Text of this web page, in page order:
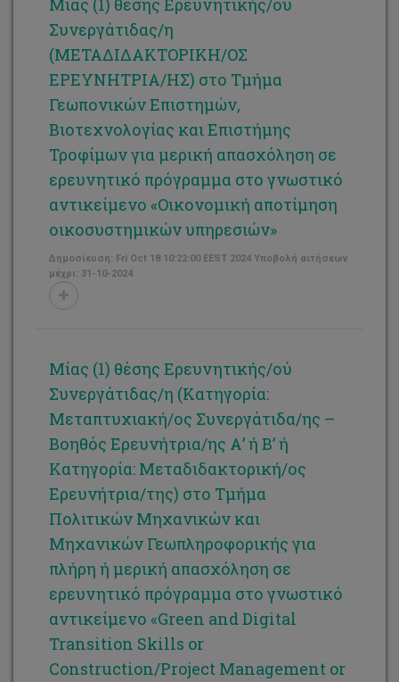
Μίας (1) θέσης Ερευνητικής/ού
Συνεργάτιδας/η
(ΜΕΤΑΔΙΔΑΚΤΟΡΙΚΗ/ΟΣ
ΕΡΕΥΝΗΤΡΙΑ/ΗΣ) στο Τμήμα
Γεωπονικών Επιστημών,
Βιοτεχνολογίας και Επιστήμης
Τροφίμων για μερική απασχόληση σε
ερευνητικό πρόγραμμα στο γνωστικό
αντικείμενο «Οικονομική αποτίμηση
οικοσυστημικών υπηρεσιών»
Δημοσίευση: Fri Oct 18 10:22:00 EEST 2024 Υποβολή αιτήσεων
μέχρι: 31-10-2024
Μίας (1) θέσης Ερευνητικής/ού
Συνεργάτιδας/η (Κατηγορία:
Μεταπτυχιακή/ος Συνεργάτιδα/ης –
Βοηθός Ερευνήτρια/ης Α’ ή Β’ ή
Κατηγορία: Μεταδιδακτορική/ος
Ερευνήτρια/της) στο Τμήμα
Πολιτικών Μηχανικών και
Μηχανικών Γεωπληροφορικής για
πλήρη ή μερική απασχόληση σε
ερευνητικό πρόγραμμα στο γνωστικό
αντικείμενο «Green and Digital
Transition Skills or
Construction/Project Management or